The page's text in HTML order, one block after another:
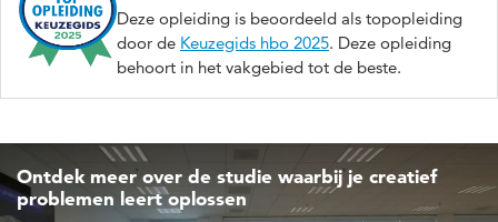
Deze opleiding is beoordeeld als topopleiding
door de Keuzegids hbo 2025. Deze opleiding
behoort in het vakgebied tot de beste.
Ontdek meer over de studie waarbij je creatief
problemen leert oplossen